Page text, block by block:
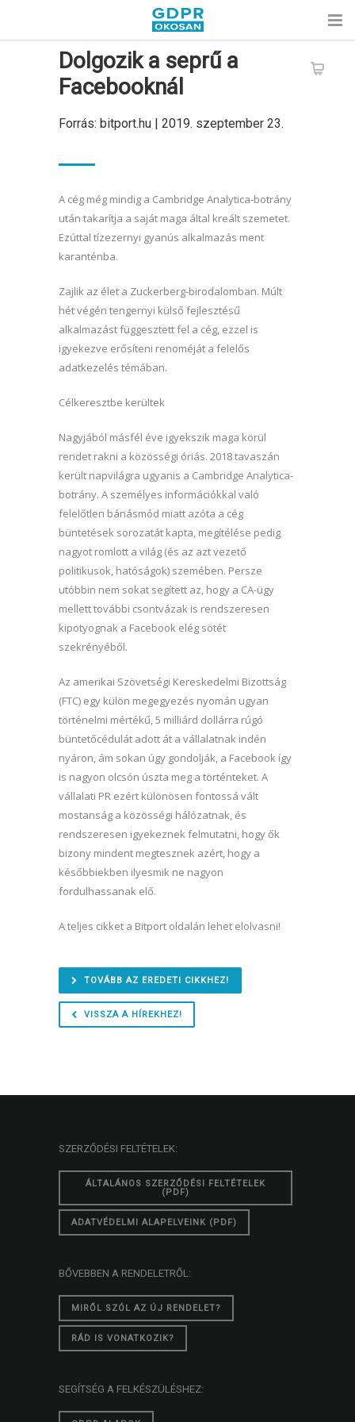
Dolgozik a seprű a
Facebooknál
Forrás: bitport.hu | 2019. szeptember 23.
A cég még mindig a Cambridge Analytica-botrány
után takarítja a saját maga által kreált szemetet.
Ezúttal tízezernyi gyanús alkalmazás ment
karanténba.
Zajlik az élet a Zuckerberg-birodalomban. Múlt
hét végén tengernyi külső fejlesztésű
alkalmazást függesztett fel a cég, ezzel is
igyekezve erősíteni renoméját a felelős
adatkezelés témában.
Célkeresztbe kerültek
Nagyjából másfél éve igyekszik maga körül
rendet rakni a közösségi óriás. 2018 tavaszán
került napvilágra ugyanis a Cambridge Analytica-
botrány. A személyes információkkal való
felelőtlen bánásmód miatt azóta a cég
büntetések sorozatát kapta, megítélése pedig
nagyot romlott a világ (és az azt vezető
politikusok, hatóságok) szemében. Persze
utóbbin nem sokat segített az, hogy a CA-ügy
mellett további csontvázak is rendszeresen
kipotyognak a Facebook elég sötét
szekrényéből.
Az amerikai Szövetségi Kereskedelmi Bizottság
(FTC) egy külön megegyezés nyomán ugyan
történelmi mértékű, 5 milliárd dollárra rúgó
büntetőcédulát adott át a vállalatnak indén
nyáron, ám sokan úgy gondolják, a Facebook így
is nagyon olcsón úszta meg a történteket. A
vállalati PR ezért különösen fontossá vált
mostanság a közösségi hálózatnak, és
rendszeresen igyekeznek felmutatni, hogy ők
bizony mindent megtesznek azért, hogy a
későbbiekben ilyesmik ne nagyon
fordulhassanak elő.
A teljes cikket a Bitport oldalán lehet elolvasni!
TOVÁBB AZ EREDETI CIKKHEZ!
VISSZA A HÍREKHEZ!
SZERZŐDÉSI FELTÉTELEK:
ÁLTALÁNOS SZERZŐDÉSI FELTÉTELEK
(PDF)
ADATVÉDELMI ALAPELVEINK (PDF)
BŐVEBBEN A RENDELETRŐL:
MIRŐL SZÓL AZ ÚJ RENDELET?
RÁD IS VONATKOZIK?
SEGÍTSÉG A FELKÉSZÜLÉSHEZ: